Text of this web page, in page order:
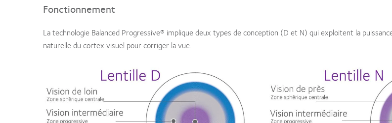
Fonctionnement
La technologie Balanced Progressive® implique deux types de conception (D et N) qui exploitent la
naturelle du cortex visuel pour corriger la vue.